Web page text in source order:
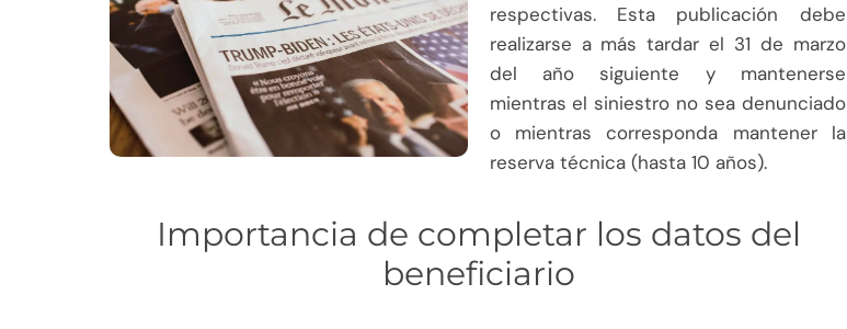
respectivas. Esta publicación debe
realizarse a más tardar el 31 de marzo
del año siguiente y mantenerse
mientras el siniestro no sea denunciado
o mientras corresponda mantener la
reserva técnica (hasta 10 años).
Importancia de completar los datos del
beneficiario